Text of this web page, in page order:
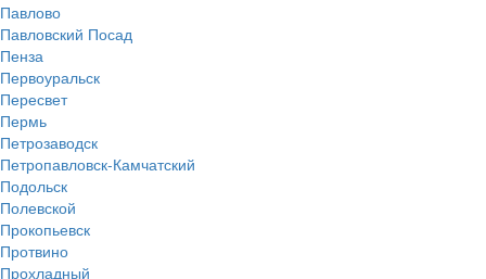
Павлово
Павловский Посад
Пенза
Первоуральск
Пересвет
Пермь
Петрозаводск
Петропавловск-Камчатский
Подольск
Полевской
Прокопьевск
Протвино
Прохладный